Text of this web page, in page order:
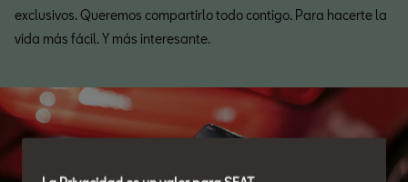
exclusivos. Queremos compartirlo todo contigo. Para hacerte la
vida más fácil. Y más interesante.